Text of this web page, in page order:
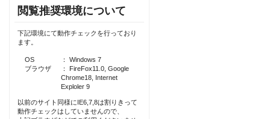
閲覧推奨環境について
下記環境にて動作チェックを行っており
ます。
OS
： Windows 7
ブラウザ
： FireFox11.0, Google
Chrome18, Internet
Exploler 9
以前のサイト同様にIE6,7,8は割りきって
動作チェックはしていませんので、